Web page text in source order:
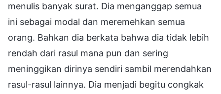
menulis banyak surat. Dia menganggap semua
ini sebagai modal dan meremehkan semua
orang. Bahkan dia berkata bahwa dia tidak lebih
rendah dari rasul mana pun dan sering
meninggikan dirinya sendiri sambil merendahkan
rasul-rasul lainnya. Dia menjadi begitu congkak